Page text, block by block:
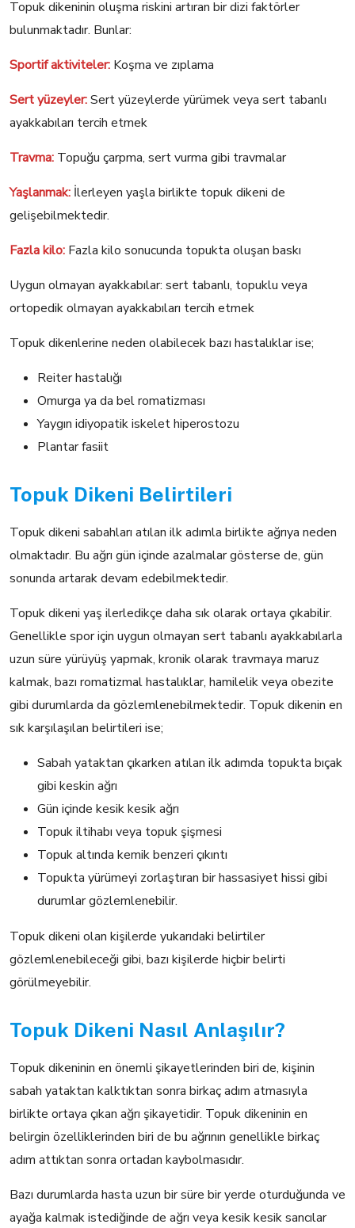
Topuk dikeninin oluşma riskini artıran bir dizi faktörler
bulunmaktadır. Bunlar:
Sportif aktiviteler: Koşma ve zıplama
Sert yüzeyler:Sert yüzeylerde yürümek veya sert tabanlı
ayakkabıları tercih etmek
Travma: Topuğu çarpma, sert vurma gibi travmalar
Yaşlanmak: İlerleyen yaşla birlikte topuk dikeni de
gelişebilmektedir.
Fazla kilo: Fazla kilo sonucunda topukta oluşan baskı
Uygun olmayan ayakkabılar: sert tabanlı, topuklu veya
ortopedik olmayan ayakkabıları tercih etmek
Topuk dikenlerine neden olabilecek bazı hastalıklar ise;
Reiter hastalığı
Omurga ya da bel romatizması
Yaygın idiyopatik iskelet hiperostozu
Plantar fasiit
Topuk Dikeni Belirtileri
Topuk dikeni sabahları atılan ilk adımla birlikte ağrıya neden
olmaktadır. Bu ağrı gün içinde azalmalar gösterse de, gün
sonunda artarak devam edebilmektedir.
Topuk dikeni yaş ilerledikçe daha sık olarak ortaya çıkabilir.
Genellikle spor için uygun olmayan sert tabanlı ayakkabılarla
uzun süre yürüyüş yapmak, kronik olarak travmaya maruz
kalmak, bazı romatizmal hastalıklar, hamilelik veya obezite
gibi durumlarda da gözlemlenebilmektedir. Topuk dikenin en
sık karşılaşılan belirtileri ise;
Sabah yataktan çıkarken atılan ilk adımda topukta bıçak
gibi keskin ağrı
Gün içinde kesik kesik ağrı
Topuk iltihabı veya topuk şişmesi
Topuk altında kemik benzeri çıkıntı
Topukta yürümeyi zorlaştıran bir hassasiyet hissi gibi
durumlar gözlemlenebilir.
Topuk dikeni olan kişilerde yukarıdaki belirtiler
gözlemlenebileceği gibi, bazı kişilerde hiçbir belirti
görülmeyebilir.
Topuk Dikeni Nasıl Anlaşılır?
Topuk dikeninin en önemli şikayetlerinden biri de, kişinin
sabah yataktan kalktıktan sonra birkaç adım atmasıyla
birlikte ortaya çıkan ağrı şikayetidir. Topuk dikeninin en
belirgin özelliklerinden biri de bu ağrının genellikle birkaç
adım attıktan sonra ortadan kaybolmasıdır.
Bazı durumlarda hasta uzun bir süre bir yerde oturduğunda ve
ayağa kalmak istediğinde de ağrı veya kesik kesik sancılar